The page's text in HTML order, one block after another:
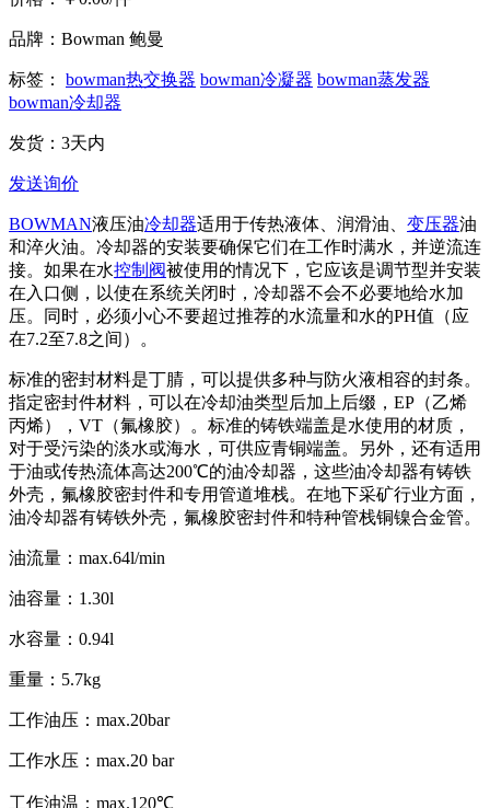
品牌：Bowman 鲍曼
标签： bowman热交换器 bowman冷凝器 bowman蒸发器
bowman冷却器
发货：3天内
发送询价
BOWMAN液压油冷却器适用于传热液体、润滑油、 变压器油
和淬火油。冷却器的安装要确保它们在工作时满水，并逆流连
接。如果在水控制阀被使用的情况下，它应该是调节型并安装
在入口侧，以使在系统关闭时，冷却器不会不必要地给水加
压。同时，必须小心不要超过推荐的水流量和水的PH值（应
在7.2至7.8之间）。
标准的密封材料是丁腈，可以提供多种与防火液相容的封条。
指定密封件材料，可以在冷却油类型后加上后缀，EP（乙烯
丙烯），VT（氟橡胶）。标准的铸铁端盖是水使用的材质，
对于受污染的淡水或海水，可供应青铜端盖。另外，还有适用
于油或传热流体高达200℃的油冷却器，这些油冷却器有铸铁
外壳，氟橡胶密封件和专用管道堆栈。在地下采矿行业方面，
油冷却器有铸铁外壳，氟橡胶密封件和特种管栈铜镍合金管。
油流量：max.64l/min
油容量：1.30l
水容量：0.94l
重量：5.7kg
工作油压：max.20bar
工作水压：max.20 bar
工作油温：max.120℃